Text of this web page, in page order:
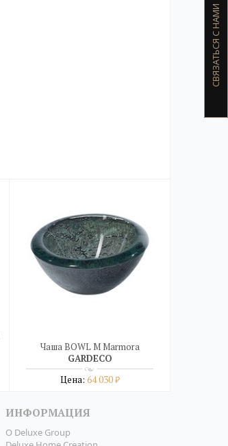
СВЯЗАТЬСЯ С НАМИ
Чаша BOWL M Marmora
GARDECO
Цена: 64 030₽
ИНФОРМАЦИЯ
О Deluxe Group